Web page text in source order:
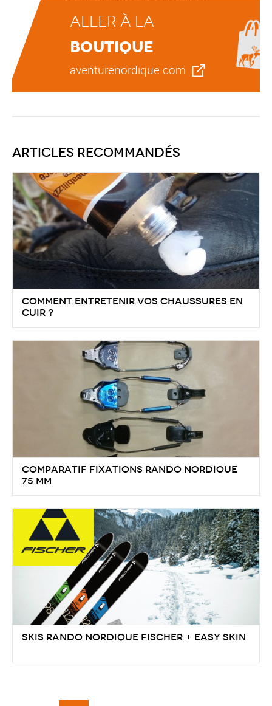
Aller à la
boutique
aventurenordique.com
Articles recommandés
Comment entretenir vos chaussures en
cuir ?
Comparatif Fixations Rando Nordique
75 mm
Skis Rando Nordique Fischer + Easy Skin